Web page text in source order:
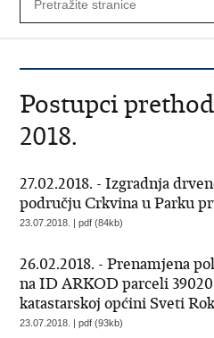
Postupci
2018.
27.02.2018. - Izgradnja
području Crkvina u Parku
23.07.2018. | pdf (84kb)
26.02.2018. - Prenamjena
na ID ARKOD parceli
katastarskoj općini Sveti Rok
23.07.2018. | pdf (93kb)